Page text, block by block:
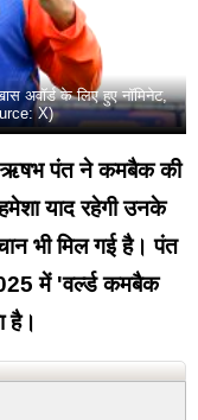
अवॉर्ड के लिए हुए नॉमिनेट,
X)
ऋषभ पंत ने कमबैक की
याद रहेगी उनके
भी मिल गई है। पंत
में 'वर्ल्ड कमबैक
है।